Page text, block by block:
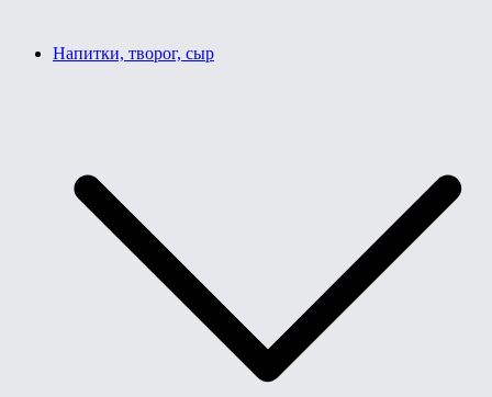
Напитки, творог, сыр